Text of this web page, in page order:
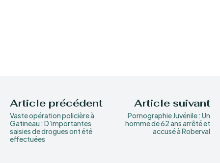
Article précédent
Vaste opération policière à
Gatineau : D’importantes
saisies de drogues ont été
effectuées
Article suivant
Pornographie Juvénile : Un
homme de 62 ans arrêté et
accusé à Roberval